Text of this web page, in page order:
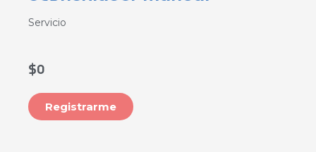
Servicio
$0
Registrarme